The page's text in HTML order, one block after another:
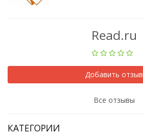
Read.ru
Добавить отзыв
Все отзывы
КАТЕГОРИИ